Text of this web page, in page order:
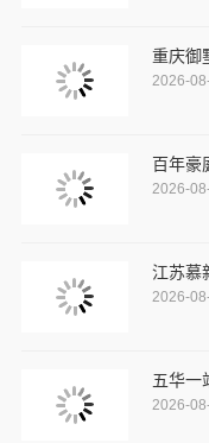
重庆御
2026-
百年豪
2026-
江苏慕
2026-
五华一
2026-